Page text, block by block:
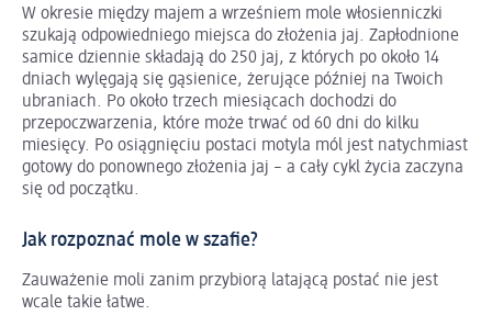
W okresie między majem a wrześniem mole włosienniczki
szukają odpowiedniego miejsca do złożenia jaj. Zapłodnione
samice dziennie składają do 250 jaj, z których po około 14
dniach wylęgają się gąsienice, żerujące później na Twoich
ubraniach. Po około trzech miesiącach dochodzi do
przepoczwarzenia, które może trwać od 60 dni do kilku
miesięcy. Po osiągnięciu postaci motyla mól jest natychmiast
gotowy do ponownego złożenia jaj – a cały cykl życia zaczyna
się od początku.
Jak rozpoznać mole w szafie?
Zauważenie moli zanim przybiorą latającą postać nie jest
wcale takie łatwe.